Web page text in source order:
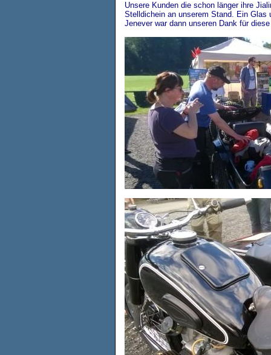
Unsere Kunden die schon länger ihre
Stelldichein an unserem Stand. Ein Glas
Jenever war dann unseren Dank für